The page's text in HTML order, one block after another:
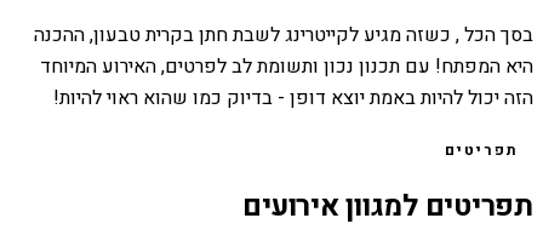
בסך הכל , כשזה מגיע לקייטרינג לשבת חתן בקרית טבעון, ההכנה
היא המפתח! עם תכנון נכון ותשומת לב לפרטים, האירוע המיוחד
הזה יכול להיות באמת יוצא דופן - בדיוק כמו שהוא ראוי להיות!
תפריטים
תפריטים למגוון אירועים